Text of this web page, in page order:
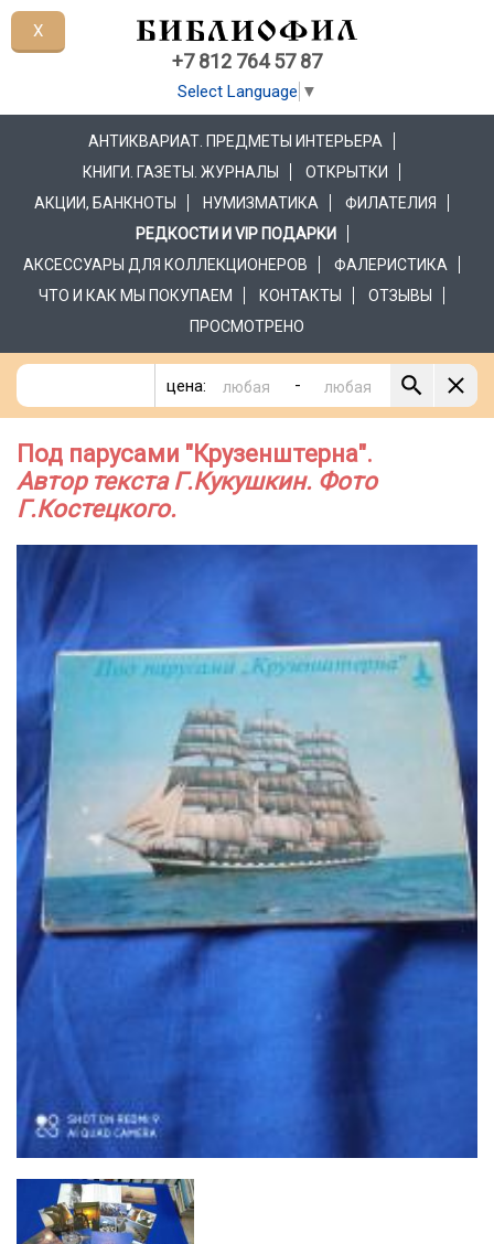
+7 812 764 57 87
Select Language ▼
АНТИКВАРИАТ. ПРЕДМЕТЫ ИНТЕРЬЕРА
КНИГИ. ГАЗЕТЫ. ЖУРНАЛЫ
ОТКРЫТКИ
АКЦИИ, БАНКНОТЫ
НУМИЗМАТИКА
ФИЛАТЕЛИЯ
РЕДКОСТИ И VIP ПОДАРКИ
АКСЕССУАРЫ ДЛЯ КОЛЛЕКЦИОНЕРОВ
ФАЛЕРИСТИКА
ЧТО И КАК МЫ ПОКУПАЕМ
КОНТАКТЫ
ОТЗЫВЫ
ПРОСМОТРЕНО
цена: -
Под парусами "Крузенштерна".
Автор текста Г.Кукушкин. Фото
Г.Костецкого.
X